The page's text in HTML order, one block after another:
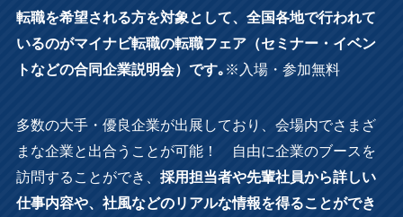
転職を希望される方を対象として、全国各地で行われて
いるのがマイナビ転職の転職フェア（セミナー・イベン
トなどの合同企業説明会）です｡ ※入場・参加無料
多数の大手・優良企業が出展しており、会場内でさまざ
まな企業と出合うことが可能！ 自由に企業のブースを
訪問することができ、 採用担当者や先輩社員から詳しい
仕事内容や、社風などのリアルな情報を得ることができ